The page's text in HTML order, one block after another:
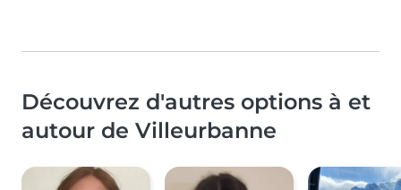
Découvrez d'autres options à et
autour de Villeurbanne